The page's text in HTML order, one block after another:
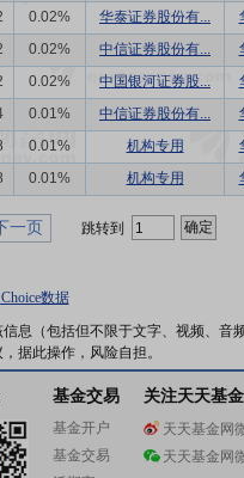
0.02% 华泰证券股份有...
0.02% 中信证券股份有...
0.02% 中国银河证券股...
0.01% 中信证券股份有...
0.01% 机构专用
0.01% 机构专用
一页 跳转到
数据
息（包括但不限于文字、视频、音
据此操作，风险自担。
基金交易
基金开户
基金交易
关注天天基金
天天基金网
天天基金网